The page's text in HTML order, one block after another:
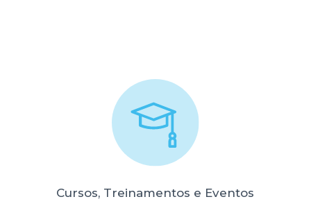
Cursos, Treinamentos e Eventos